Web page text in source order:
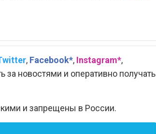
, Facebook*, Instagram*,
за новостями и оперативно получать
и запрещены в России.